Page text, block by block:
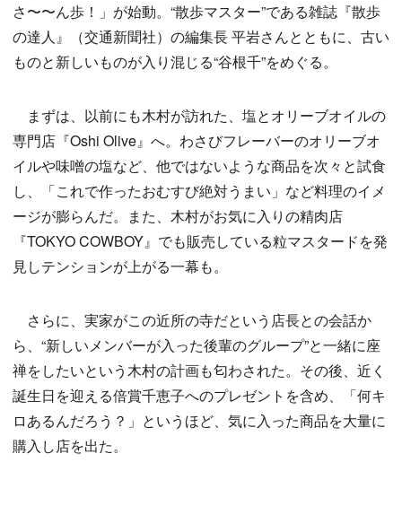
さ〜〜ん歩！」が始動。“散歩マスター”である雑誌『散歩
の達人』（交通新聞社）の編集長 平岩さんとともに、古い
ものと新しいものが入り混じる“谷根千”をめぐる。
まずは、以前にも木村が訪れた、塩とオリーブオイルの
専門店『Oshi Olive』へ。わさびフレーバーのオリーブオ
イルや味噌の塩など、他ではないような商品を次々と試食
し、「これで作ったおむすび絶対うまい」など料理のイメ
ージが膨らんだ。また、木村がお気に入りの精肉店
『TOKYO COWBOY』でも販売している粒マスタードを発
見しテンションが上がる一幕も。
さらに、実家がこの近所の寺だという店長との会話か
ら、“新しいメンバーが入った後輩のグループ”と一緒に座
禅をしたいという木村の計画も匂わされた。その後、近く
誕生日を迎える倍賞千恵子へのプレゼントを含め、「何キ
ロあるんだろう？」というほど、気に入った商品を大量に
購入し店を出た。